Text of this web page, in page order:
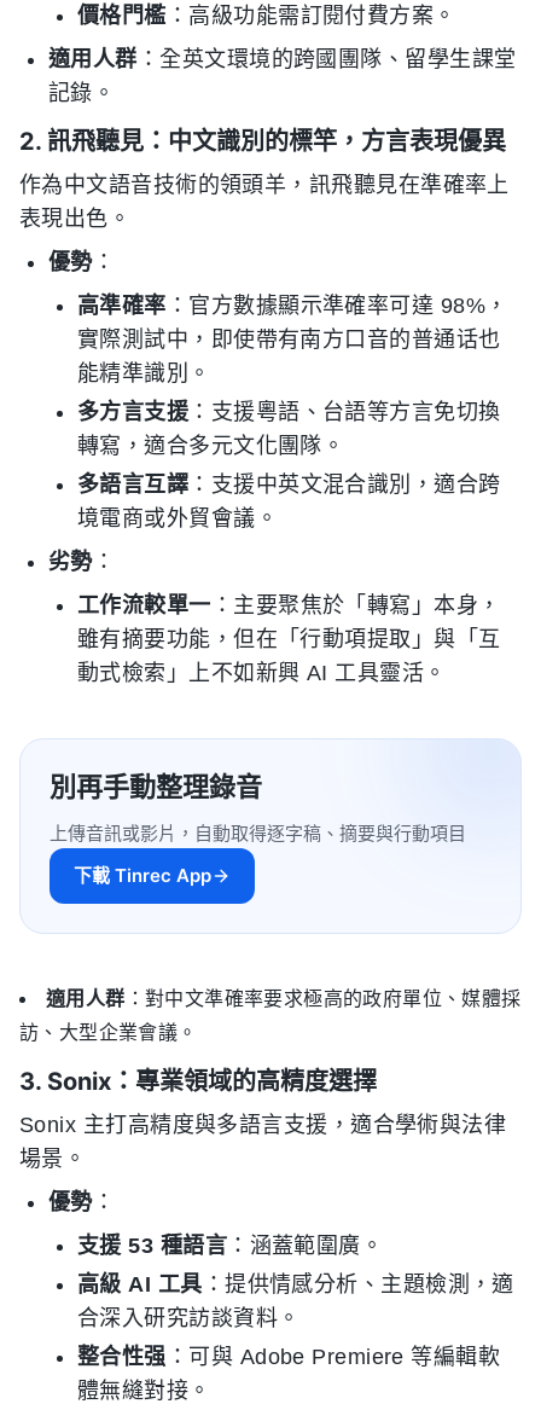
價格門檻 ：高級功能需訂閱付費方案。
適用人群 ：全英文環境的跨國團隊、留學生課堂
記錄。
2. 訊飛聽見：中文識別的標竿，方言表現優異
作為中文語音技術的領頭羊，訊飛聽見在準確率上
表現出色。
優勢：
高準確率 ：官方數據顯示準確率可達 98%，
實際測試中，即使帶有南方口音的普通话也
能精準識別。
多方言支援 ：支援粵語、台語等方言免切換
轉寫，適合多元文化團隊。
多語言互譯 ：支援中英文混合識別，適合跨
境電商或外貿會議。
劣勢：
工作流較單一 ：主要聚焦於「轉寫」本身，
雖有摘要功能，但在「行動項提取」與「互
動式檢索」上不如新興 AI 工具靈活。
別再手動整理錄音
上傳音訊或影片，自動取得逐字稿、摘要與行動項目
下載 Tinrec App
適用人群 ：對中文準確率要求極高的政府單位、媒體採
訪、大型企業會議。
3. Sonix：專業領域的高精度選擇
Sonix 主打高精度與多語言支援，適合學術與法律
場景。
優勢：
支援 53 種語言 ：涵蓋範圍廣。
高級 AI 工具 ：提供情感分析、主題檢測，適
合深入研究訪談資料。
整合性强 ：可與 Adobe Premiere 等編輯軟
體無縫對接。